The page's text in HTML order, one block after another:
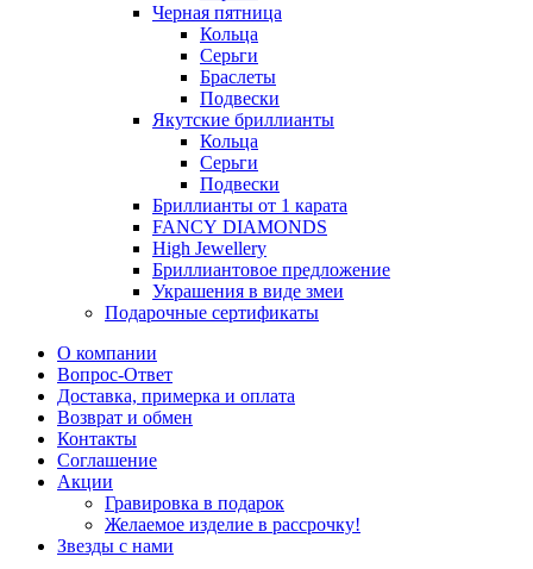
Черная пятница
Кольца
Серьги
Браслеты
Подвески
Якутские бриллианты
Кольца
Серьги
Подвески
Бриллианты от 1 карата
FANCY DIAMONDS
High Jewellery
Бриллиантовое предложение
Украшения в виде змеи
Подарочные сертификаты
О компании
Вопрос-Ответ
Доставка, примерка и оплата
Возврат и обмен
Контакты
Соглашение
Акции
Гравировка в подарок
Желаемое изделие в рассрочку!
Звезды с нами